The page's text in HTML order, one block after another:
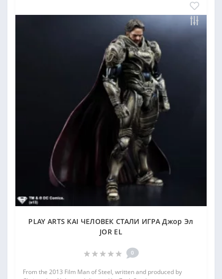
PLAY ARTS KAI ЧЕЛОВЕК СТАЛИ ИГРА Джор Эл
JOR EL
0
From the 2013 Film Man of Steel, written and produced by